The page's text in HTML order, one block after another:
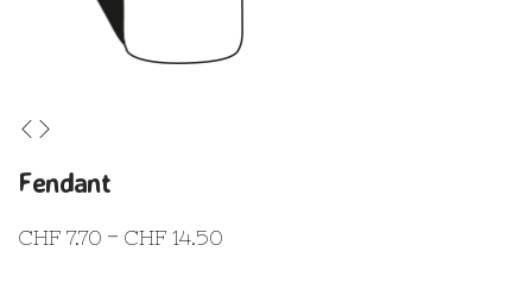
Fendant
CHF 7.70 – CHF 14.50
Plage